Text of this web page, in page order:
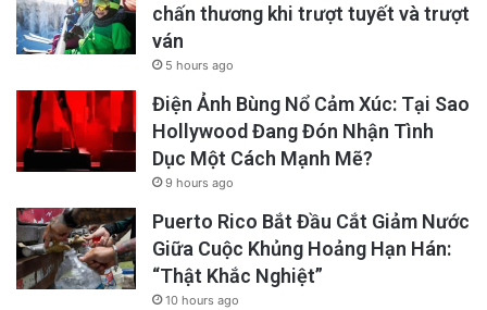
chấn thương khi trượt tuyết và trượt
ván
5 hours ago
Điện Ảnh Bùng Nổ Cảm Xúc: Tại Sao
Hollywood Đang Đón Nhận Tình
Dục Một Cách Mạnh Mẽ?
9 hours ago
Puerto Rico Bắt Đầu Cắt Giảm Nước
Giữa Cuộc Khủng Hoảng Hạn Hán:
“Thật Khắc Nghiệt”
10 hours ago